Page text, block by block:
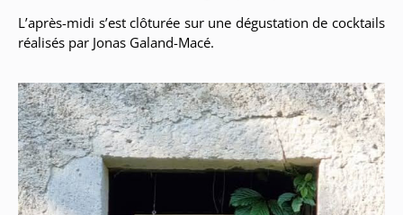
L’après-midi s’est clôturée sur une dégustation de cocktails
réalisés par Jonas Galand-Macé.